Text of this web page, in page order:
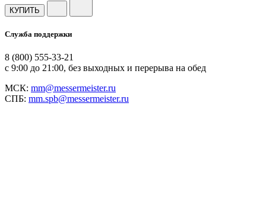
КУПИТЬ
Служба поддержки
8 (800) 555-33-21
с 9:00 до 21:00, без выходных и перерыва на обед
МСК: mm@messermeister.ru
СПБ: mm.spb@messermeister.ru